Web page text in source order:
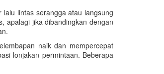
lintas serangga atau langsung
apalagi jika dibandingkan dengan
naik dan mempercepat
lonjakan permintaan. Beberapa